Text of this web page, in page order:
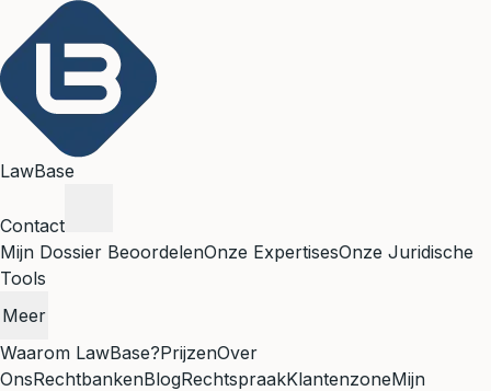
LawBase
Contact
Mijn Dossier BeoordelenOnze ExpertisesOnze Juridische
Tools
Meer
Waarom LawBase?PrijzenOver
OnsRechtbankenBlogRechtspraakKlantenzoneMijn